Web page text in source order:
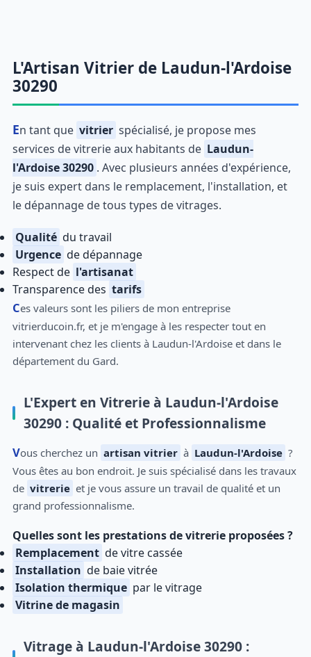
L'Artisan Vitrier de Laudun-l'Ardoise
30290
En tant que vitrier spécialisé, je propose mes
services de vitrerie aux habitants de Laudun-
l'Ardoise 30290 . Avec plusieurs années d'expérience,
je suis expert dans le remplacement, l'installation, et
le dépannage de tous types de vitrages.
Qualité du travail
Urgence de dépannage
Respect de l'artisanat
Transparence des tarifs
Ces valeurs sont les piliers de mon entreprise
vitrierducoin.fr, et je m'engage à les respecter tout en
intervenant chez les clients à Laudun-l'Ardoise et dans le
département du Gard.
L'Expert en Vitrerie à Laudun-l'Ardoise
30290 : Qualité et Professionnalisme
Vous cherchez un artisan vitrier à Laudun-l'Ardoise ?
Vous êtes au bon endroit. Je suis spécialisé dans les travaux
de vitrerie et je vous assure un travail de qualité et un
grand professionnalisme.
Quelles sont les prestations de vitrerie proposées ?
Remplacement de vitre cassée
Installation de baie vitrée
Isolation thermique par le vitrage
Vitrine de magasin
Vitrage à Laudun-l'Ardoise 30290 :